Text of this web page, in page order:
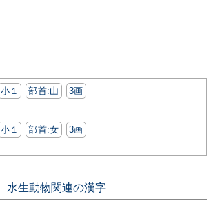
小１ 部首:⼭ 3画
小１ 部首:⼥ 3画
水生動物関連の漢字